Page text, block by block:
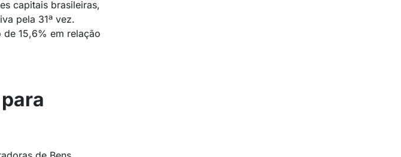
capitais brasileiras,
pela 31ª vez.
15,6% em relação